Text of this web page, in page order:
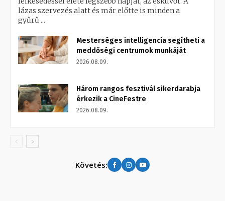
lázas szervezés alatt és már előtte is minden a
gyűrű ...
Mesterséges intelligencia segítheti a
meddőségi centrumok munkáját
2026.08.09.
Három rangos fesztivál sikerdarabja
érkezik a CineFestre
2026.08.09.
Követés: